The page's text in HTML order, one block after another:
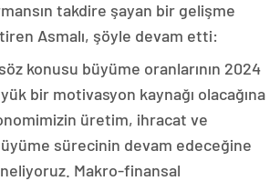
takdire şayan bir gelişme
Asmalı, şöyle devam etti:
konusu büyüme oranlarının 2024
bir motivasyon kaynağı olacağına
üretim, ihracat ve
sürecinin devam edeceğine
Makro-finansal